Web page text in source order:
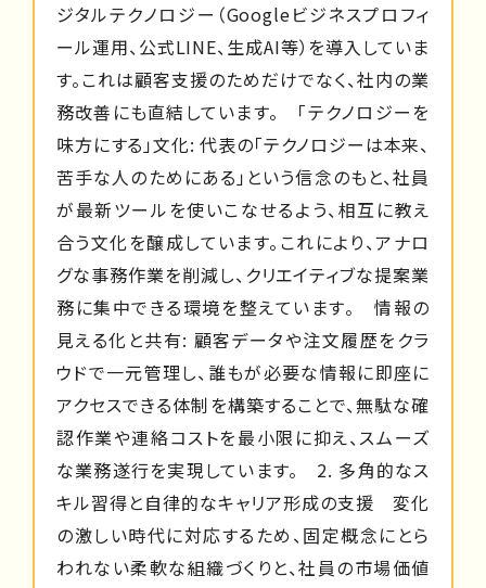
ジタルテクノロジー（Googleビジネスプロフィ
ール運用、公式LINE、生成AI等）を導入していま
す。これは顧客支援のためだけでなく、社内の業
務改善にも直結しています。 「テクノロジーを
味方にする」文化: 代表の「テクノロジーは本来、
苦手な人のためにある」という信念のもと、社員
が最新ツールを使いこなせるよう、相互に教え
合う文化を醸成しています。これにより、アナロ
グな事務作業を削減し、クリエイティブな提案業
務に集中できる環境を整えています。 情報の
見える化と共有: 顧客データや注文履歴をクラ
ウドで一元管理し、誰もが必要な情報に即座に
アクセスできる体制を構築することで、無駄な確
認作業や連絡コストを最小限に抑え、スムーズ
な業務遂行を実現しています。 2. 多角的なス
キル習得と自律的なキャリア形成の支援 変化
の激しい時代に対応するため、固定概念にとら
われない柔軟な組織づくりと、社員の市場価値